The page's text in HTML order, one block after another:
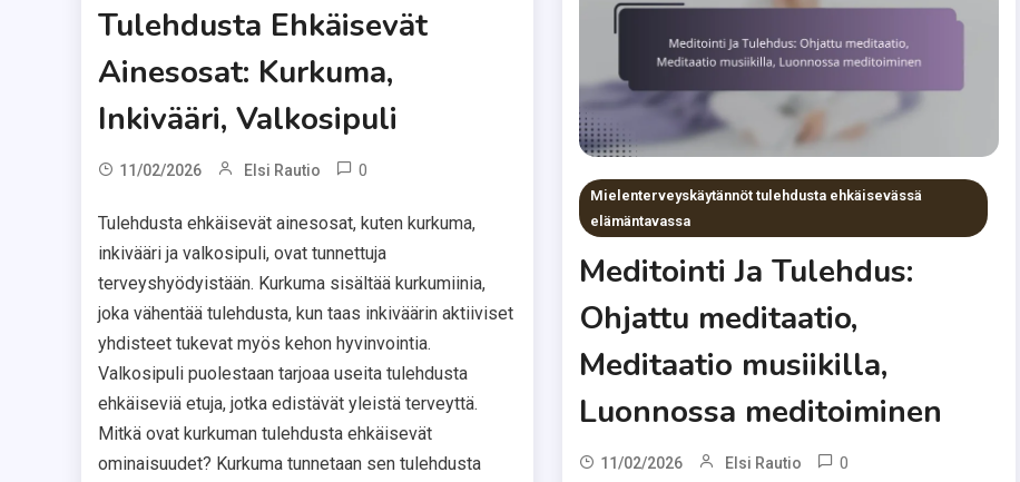
Tulehdusta Ehkäisevät
Ainesosat: Kurkuma,
Inkivääri, Valkosipuli
11/02/2026 Elsi Rautio 0
Tulehdusta ehkäisevät ainesosat, kuten kurkuma,
inkivääri ja valkosipuli, ovat tunnettuja
terveyshyödyistään. Kurkuma sisältää kurkumiinia,
joka vähentää tulehdusta, kun taas inkiväärin aktiiviset
yhdisteet tukevat myös kehon hyvinvointia.
Valkosipuli puolestaan tarjoaa useita tulehdusta
ehkäiseviä etuja, jotka edistävät yleistä terveyttä.
Mitkä ovat kurkuman tulehdusta ehkäisevät
ominaisuudet? Kurkuma tunnetaan sen tulehdusta
Mielenterveyskäytännöt tulehdusta ehkäisevässä
elämäntavassa
Meditointi Ja Tulehdus:
Ohjattu meditaatio,
Meditaatio musiikilla,
Luonnossa meditoiminen
11/02/2026 Elsi Rautio 0